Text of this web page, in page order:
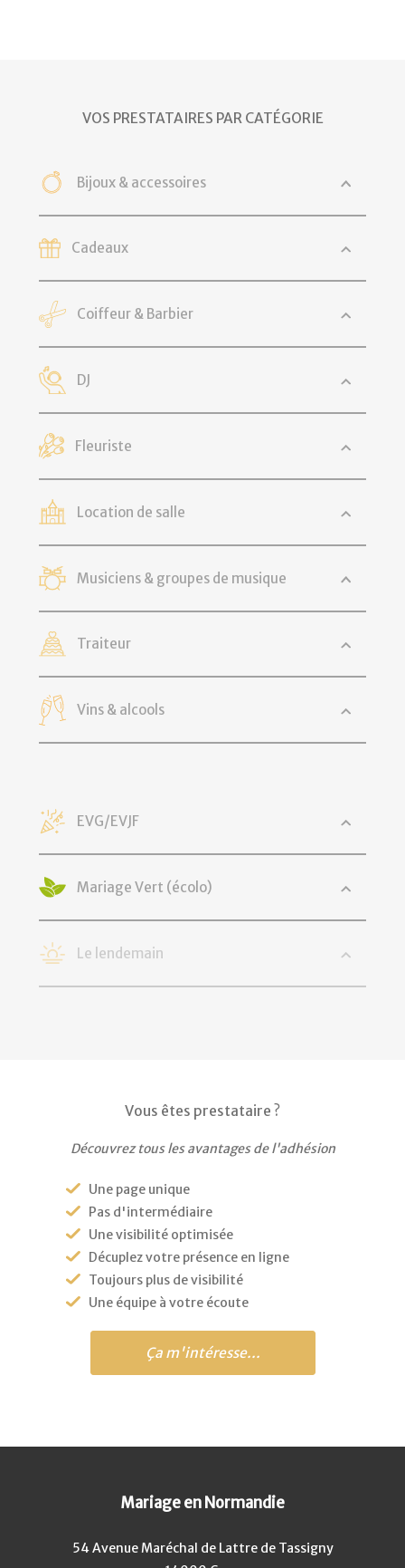
VOS PRESTATAIRES PAR CATÉGORIE
Bijoux & accessoires
Cadeaux
Coiffeur & Barbier
DJ
Fleuriste
Location de salle
Musiciens & groupes de musique
Traiteur
Vins & alcools
EVG/EVJF
Mariage Vert (écolo)
Le lendemain
Vous êtes prestataire ?
Découvrez tous les avantages de l'adhésion
Une page unique
Pas d'intermédiaire
Une visibilité optimisée
Décuplez votre présence en ligne
Toujours plus de visibilité
Une équipe à votre écoute
Ça m'intéresse...
Mariage en Normandie
54 Avenue Maréchal de Lattre de Tassigny